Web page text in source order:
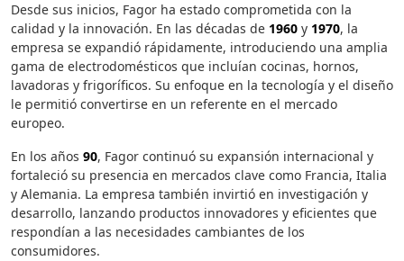
Desde sus inicios, Fagor ha estado comprometida con la
calidad y la innovación. En las décadas de 1960 y 1970, la
empresa se expandió rápidamente, introduciendo una amplia
gama de electrodomésticos que incluían cocinas, hornos,
lavadoras y frigoríficos. Su enfoque en la tecnología y el diseño
le permitió convertirse en un referente en el mercado
europeo.
En los años 90, Fagor continuó su expansión internacional y
fortaleció su presencia en mercados clave como Francia, Italia
y Alemania. La empresa también invirtió en investigación y
desarrollo, lanzando productos innovadores y eficientes que
respondían a las necesidades cambiantes de los
consumidores.